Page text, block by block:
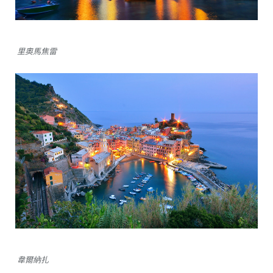
里奧馬焦雷
韋爾納扎